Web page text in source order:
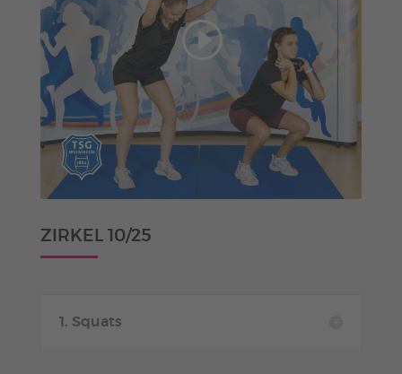
ZIRKEL 10/25
1. Squats